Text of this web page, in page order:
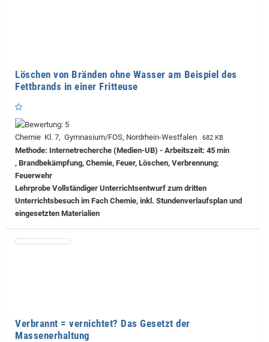
Löschen von Bränden ohne Wasser am Beispiel des
Fettbrands in einer Fritteuse
Chemie Kl. 7, Gymnasium/FOS, Nordrhein-Westfalen 682 KB
Methode: Internetrecherche (Medien-UB) - Arbeitszeit: 45 min
, Brandbekämpfung, Chemie, Feuer, Löschen, Verbrennung;
Feuerwehr
Lehrprobe Vollständiger Unterrichtsentwurf zum dritten
Unterrichtsbesuch im Fach Chemie, inkl. Stundenverlaufsplan und
eingesetzten Materialien
Verbrannt = vernichtet? Das Gesetzt der
Massenerhaltung